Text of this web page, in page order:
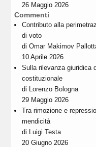
26 Maggio 2026
Commenti
Contributo alla
di voto
diOmar Makimov
10 Aprile 2026
Sulla rilevanza giuridica
costituzionale
di
Lorenzo Bologna
29 Maggio 2026
Tra rimozione e
mendicità
di
Luigi Testa
20 Giugno 2026